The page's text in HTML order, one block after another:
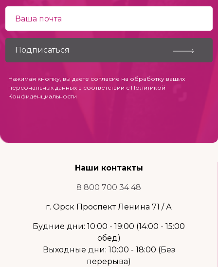
Нажимая кнопку, вы даете согласие на обработку ваших
персональных данных в соответствии с Политикой
Конфиденциальности
Наши контакты
8 800 700 34 48
г. Орск Проспект Ленина 71 / А
Будние дни: 10:00 - 19:00 (14:00 - 15:00
обед)
Выходные дни: 10:00 - 18:00 (Без
перерыва)